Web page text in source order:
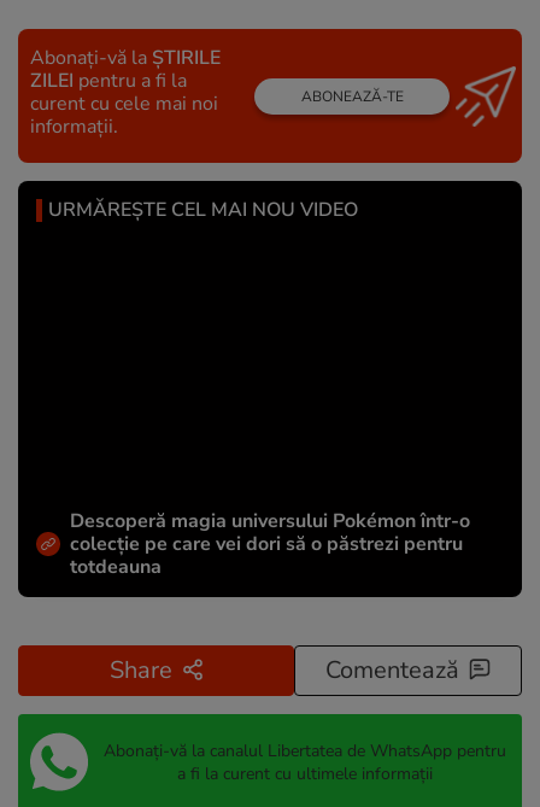
Abonați-vă la ȘTIRILE
ZILEI pentru a fi la
curent cu cele mai noi
informații.
ABONEAZĂ-TE
URMĂREȘTE CEL MAI NOU VIDEO
Descoperă magia universului Pokémon într-o
colecție pe care vei dori să o păstrezi pentru
totdeauna
Share Comentează
Abonați-vă la canalul Libertatea de WhatsApp pentru
a fi la curent cu ultimele informații